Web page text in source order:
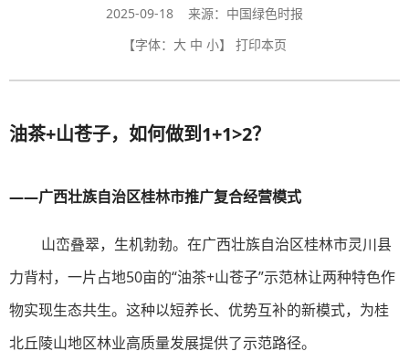
2025-09-18 来源：中国绿色时报
【字体： 大 中 小】 打印本页
油茶+山苍子，如何做到1+1>2？
——广西壮族自治区桂林市推广复合经营模式
山峦叠翠，生机勃勃。在广西壮族自治区桂林市灵川县
力背村，一片占地50亩的“油茶+山苍子”示范林让两种特色作
物实现生态共生。这种以短养长、优势互补的新模式，为桂
北丘陵山地区林业高质量发展提供了示范路径。